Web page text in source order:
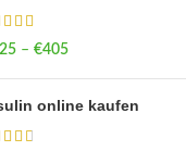
– €405
online kaufen